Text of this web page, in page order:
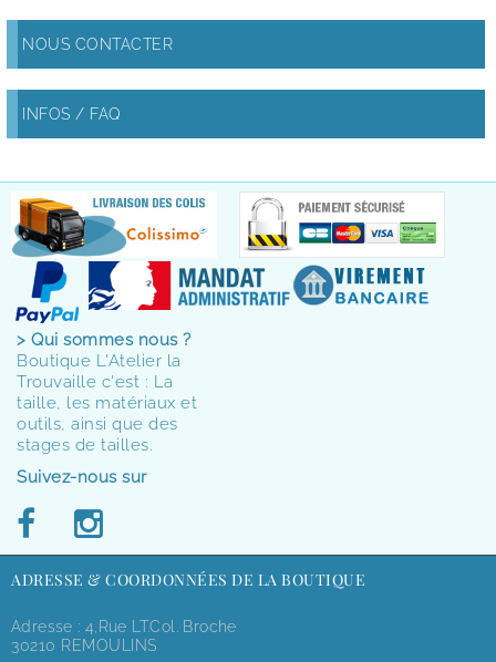
NOUS CONTACTER
INFOS / FAQ
> Qui sommes nous ?
Boutique L'Atelier la
Trouvaille c'est : La
taille, les matériaux et
outils, ainsi que des
stages de tailles.
Suivez-nous sur
ADRESSE & COORDONNÉES DE LA BOUTIQUE
Adresse : 4,rue LT.Col. Broche
30210 REMOULINS